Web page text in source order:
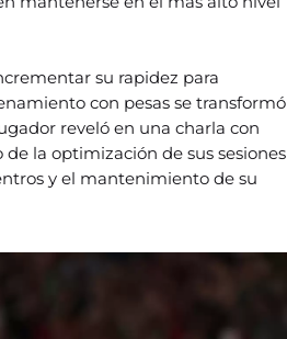
su rapidez para
con pesas se transformó
reveló en una charla con
de la optimización de sus sesiones
y el mantenimiento de su